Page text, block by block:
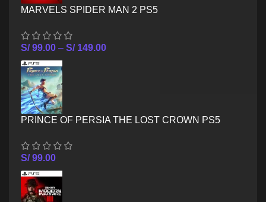
MARVELS SPIDER MAN 2 PS5
S/99.00 – S/149.00
PRINCE OF PERSIA THE LOST CROWN PS5
S/99.00